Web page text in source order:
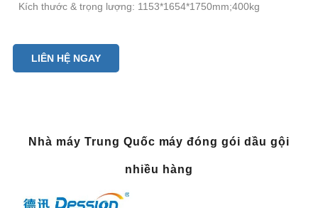
Kích thước & trọng lượng: 1153*1654*1750mm;400kg
LIÊN HỆ NGAY
Nhà máy Trung Quốc máy đóng gói dầu gội
nhiều hàng